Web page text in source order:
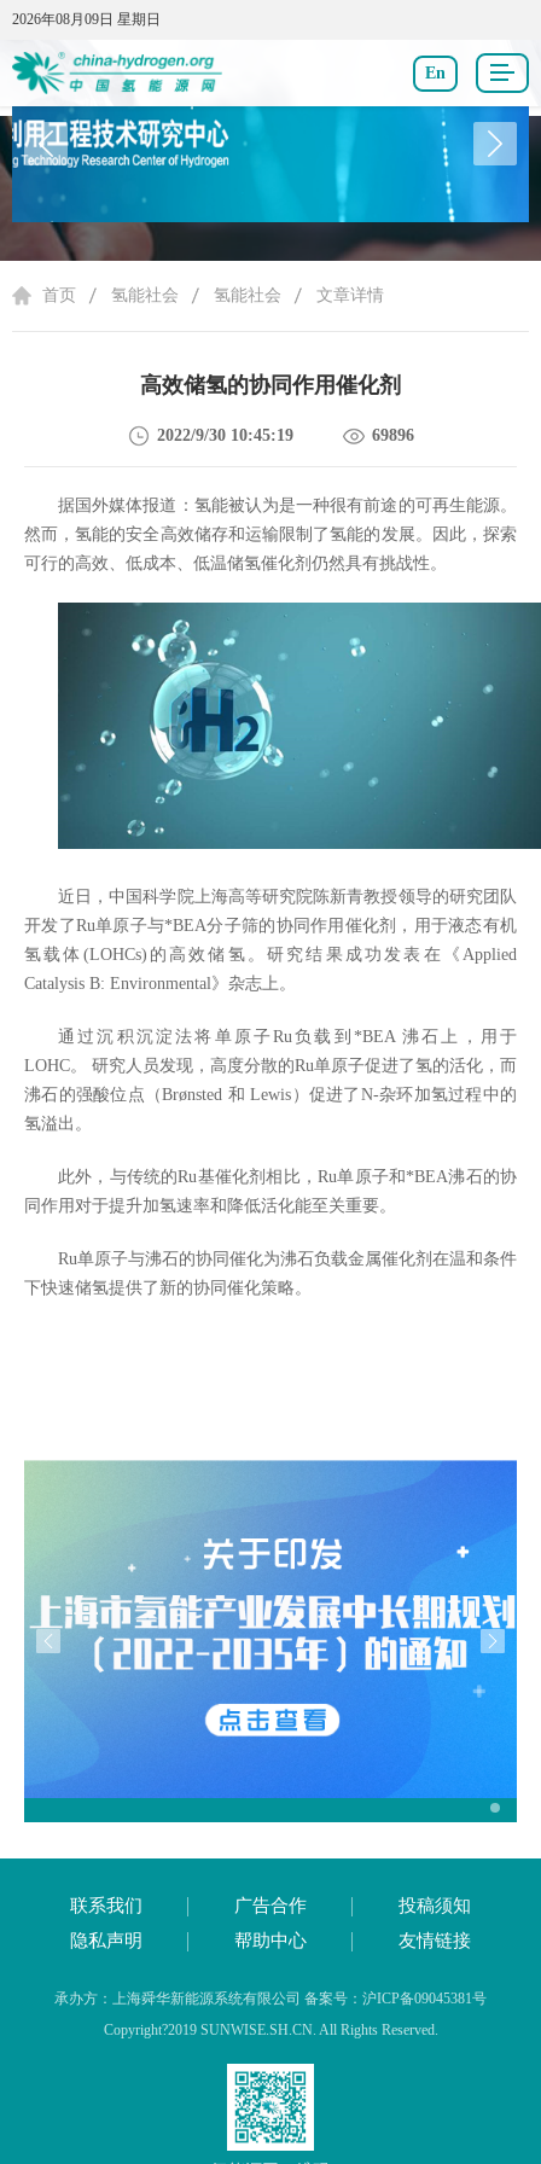
2026年08月09日 星期日
2026年08月09日 星期日
En
首页 氢能社会 氢能社会 文章详情
高效储氢的协同作用催化剂
2022/9/30 10:45:19 69896
据国外媒体报道：氢能被认为是一种很有前途的可再生能源。
然而，氢能的安全高效储存和运输限制了氢能的发展。因此，探索
可行的高效、低成本、低温储氢催化剂仍然具有挑战性。
近日，中国科学院上海高等研究院陈新青教授领导的研究团队
开发了Ru单原子与*BEA分子筛的协同作用催化剂，用于液态有机
氢载体(LOHCs)的高效储氢。研究结果成功发表在《Applied
Catalysis B: Environmental》杂志上。
通过沉积沉淀法将单原子Ru负载到*BEA 沸石上，用于
LOHC。 研究人员发现，高度分散的Ru单原子促进了氢的活化，而
沸石的强酸位点（Brønsted 和 Lewis）促进了N-杂环加氢过程中的
氢溢出。
此外，与传统的Ru基催化剂相比，Ru单原子和*BEA沸石的协
同作用对于提升加氢速率和降低活化能至关重要。
Ru单原子与沸石的协同催化为沸石负载金属催化剂在温和条件
下快速储氢提供了新的协同催化策略。
联系我们 广告合作
投稿须知
隐私声明
帮助中心 友情链接
承办方：上海舜华新能源系统有限公司 备案号：沪ICP备09045381号
Copyright?2019 SUNWISE.SH.CN. All Rights Reserved.